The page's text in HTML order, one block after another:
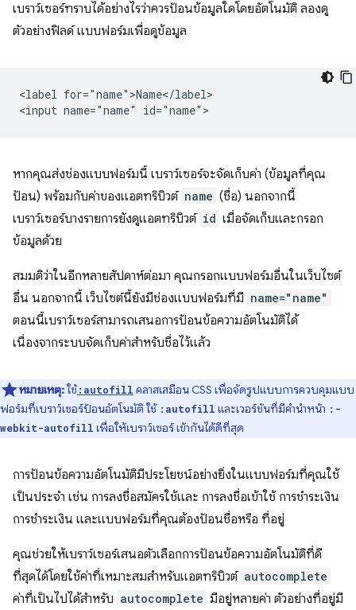
เบราว์เซอร์ทราบได้อย่างไรว่าควรป้อนข้อมูลใดโดยอัตโนมัติ ลองดู
ตัวอย่างฟิลด์ แบบฟอร์มเพื่อดูข้อมูล
<label for="name">Name</label>
หากคุณส่งช่องแบบฟอร์มนี้ เบราว์เซอร์จะจัดเก็บค่า (ข้อมูลที่คุณ
ป้อน) พร้อมกับค่าของแอตทริบิวต์ name (ชื่อ) นอกจากนี้
เบราว์เซอร์บางรายการยังดูแอตทริบิวต์ id เมื่อจัดเก็บและกรอก
ข้อมูลด้วย
สมมติว่าในอีกหลายสัปดาห์ต่อมา คุณกรอกแบบฟอร์มอื่นในเว็บไซต์
อื่น นอกจากนี้ เว็บไซต์นี้ยังมีช่องแบบฟอร์มที่มี name="name"
ตอนนี้เบราว์เซอร์สามารถเสนอการป้อนข้อความอัตโนมัติได้
เนื่องจากระบบจัดเก็บค่าสำหรับชื่อไว้แล้ว
หมายเหตุ:ใช้:autofill คลาสเสมือน CSS เพื่อจัดรูปแบบการควบคุมแบบ
ฟอร์มที่เบราว์เซอร์ป้อนอัตโนมัติ ใช้ :autofill และเวอร์ชันที่มีคำนำหน้า :-
webkit-autofill เพื่อให้เบราว์เซอร์ เข้ากันได้ดีที่สุด
การป้อนข้อความอัตโนมัติมีประโยชน์อย่างยิ่งในแบบฟอร์มที่คุณใช้
เป็นประจำ เช่น การลงชื่อสมัครใช้และ การลงชื่อเข้าใช้ การชำระเงิน
การชำระเงิน และแบบฟอร์มที่คุณต้องป้อนชื่อหรือ ที่อยู่
คุณช่วยให้เบราว์เซอร์เสนอตัวเลือกการป้อนข้อความอัตโนมัติที่ดี
ที่สุดได้โดยใช้ค่าที่เหมาะสมสำหรับแอตทริบิวต์ autocomplete
ค่าที่เป็นไปได้สำหรับ autocomplete มีอยู่หลายค่า ตัวอย่างที่อยู่มี